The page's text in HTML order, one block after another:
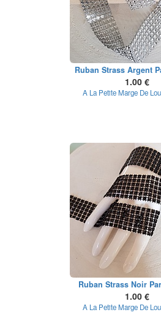
Ruban Strass Argent
1.00 €
A La Petite Marge De
Ruban Strass Noir
1.00 €
A La Petite Marge De